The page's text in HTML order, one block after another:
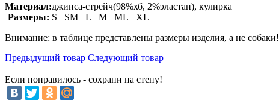
Материал:джинса-стрейч(98%хб, 2%эластан), кулирка
Размеры: S SM L M ML XL
Внимание: в таблице представлены размеры изделия, а не собаки!
Предыдущий товар Следующий товар
Если понравилось - сохрани на стену!